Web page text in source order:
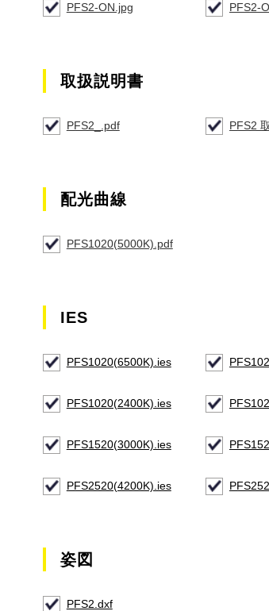
PFS2-ON.jpg PFS2-
取扱説明書
PFS2_.pdf PFS2
配光曲線
PFS1020(5000K).pdf
IES
PFS1020(6500K).ies
PFS1020(2400K).ies
PFS1520(3000K).ies
PFS2520(4200K).ies
姿図
PFS2.dxf